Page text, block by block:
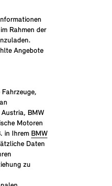
Rahmen der
Angebote
BMW
Motoren
in Ihrem BMW
Daten
zu